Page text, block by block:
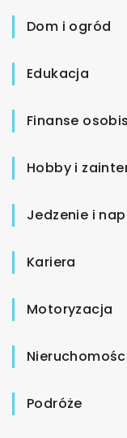
Dom i ogród
Edukacja
Finanse
Hobby i
Jedzenie i
Kariera
Motoryzacja
Podróże